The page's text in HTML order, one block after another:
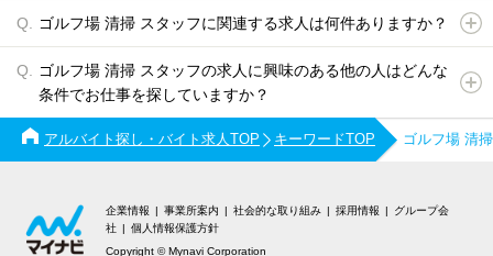
ゴルフ場 清掃 スタッフに関連する求人は何件ありますか？
ゴルフ場 清掃 スタッフの求人に興味のある他の人はどんな
条件でお仕事を探していますか？
アルバイト探し・バイト求人TOP キーワードTOP ゴルフ場 清
企業情報 事業所案内 社会的な取り組み 採用情報
グループ会
社
個人情報保護方針
Copyright © Mynavi Corporation